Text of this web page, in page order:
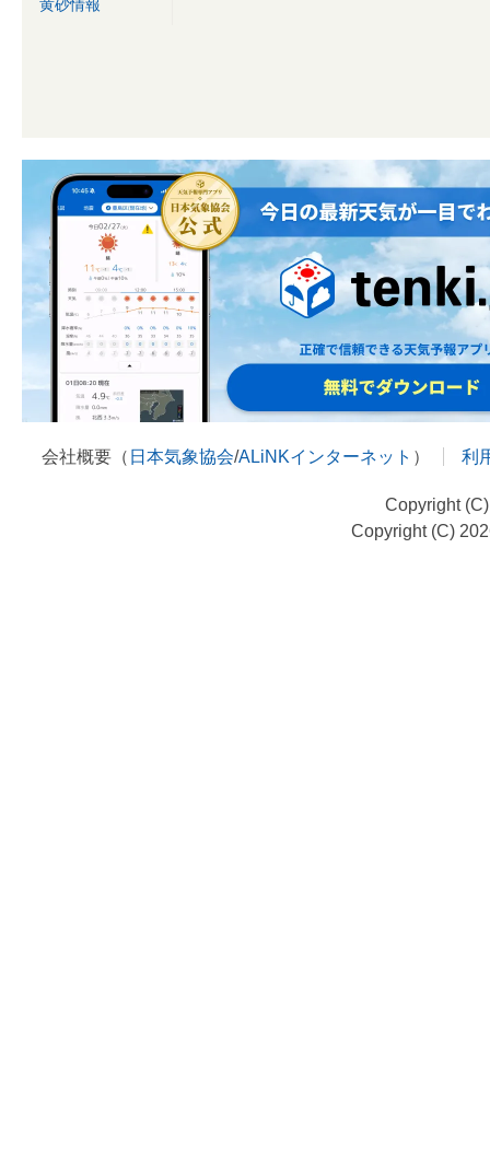
黄砂情報
会社概要（ 日本気象協会/ALiNKインターネット ） 利
Copyright
Copyright (C)